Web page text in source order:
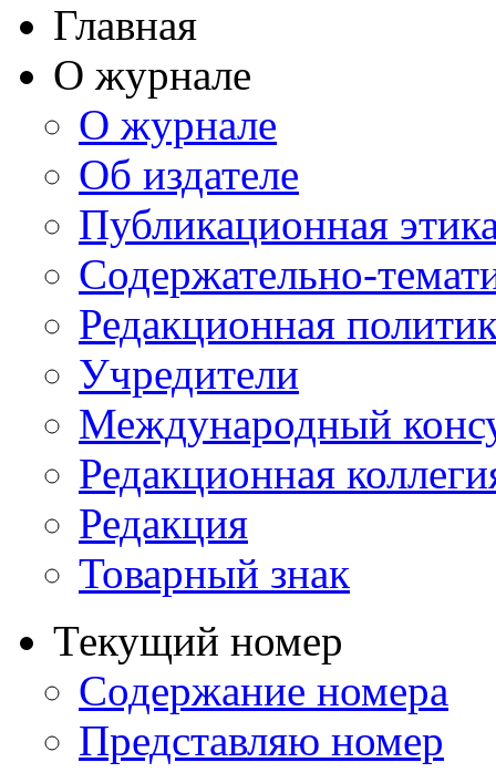
Главная
О журнале
О журнале
Об издателе
Публикационная
Содержательно-
Редакционная
Учредители
Международный
Редакционная
Редакция
Товарный знак
Текущий номер
Содержание номера
Представляю номер